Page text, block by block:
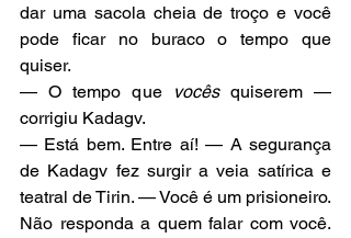
dar uma sacola cheia de troço e você
pode ficar no buraco o tempo que
quiser.
— O tempo que
vocês quiserem —
corrigiu Kadagv.
— Está bem. Entre aí! — A segurança
de Kadagv fez surgir a veia satírica e
teatral de Tirin. — Você é um prisioneiro.
Não responda a quem falar com você.